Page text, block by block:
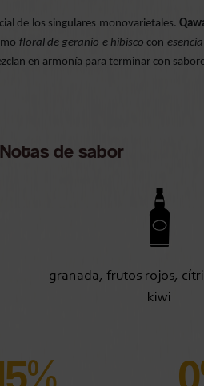
de los singulares monovarietales.
floral de geranio e hibiscocon
en armonía para terminar con
de sabor
granada, frutos rojos,
kiwi